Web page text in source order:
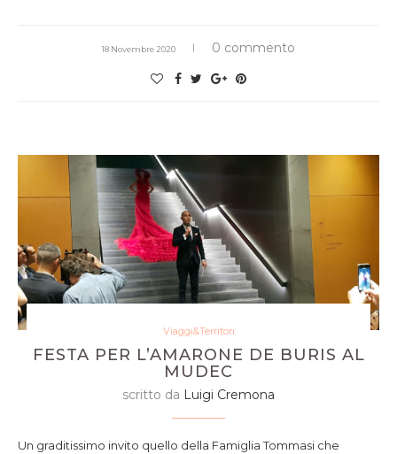
18 Novembre 2020 0 commento
Viaggi&Territori
FESTA PER L’AMARONE DE BURIS AL
MUDEC
scritto da Luigi Cremona
Un graditissimo invito quello della Famiglia Tommasi che